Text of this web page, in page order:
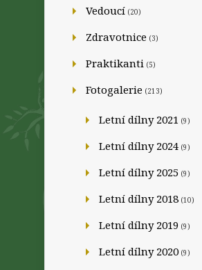
Vedoucí (20)
Zdravotnice (3)
Praktikanti (5)
Fotogalerie (213)
Letní dílny 2021 (9)
Letní dílny 2024 (9)
Letní dílny 2025 (9)
Letní dílny 2018 (10)
Letní dílny 2019 (9)
Letní dílny 2020 (9)